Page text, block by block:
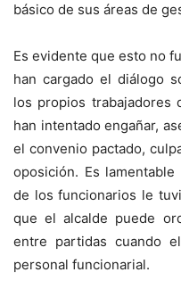
básico de sus áreas de
Es evidente que esto no
han cargado el diálogo
los propios trabajadores
han intentado engañar,
el convenio pactado,
oposición. Es
de los funcionarios le
que el alcalde puede
entre partidas cuando
personal funcionarial.